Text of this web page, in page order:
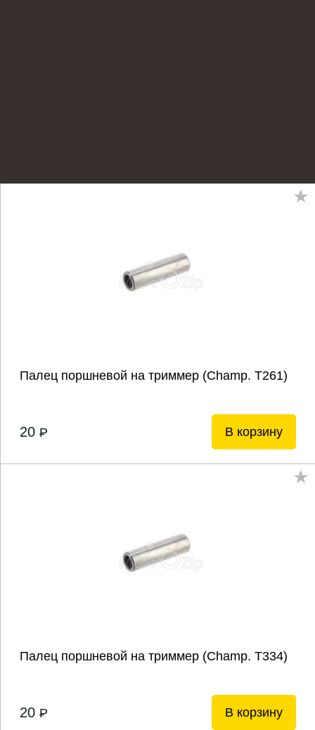
Палец поршневой на триммер (Champ. Т261)
20 P В корзину
Палец поршневой на триммер (Champ. Т334)
20 P В корзину